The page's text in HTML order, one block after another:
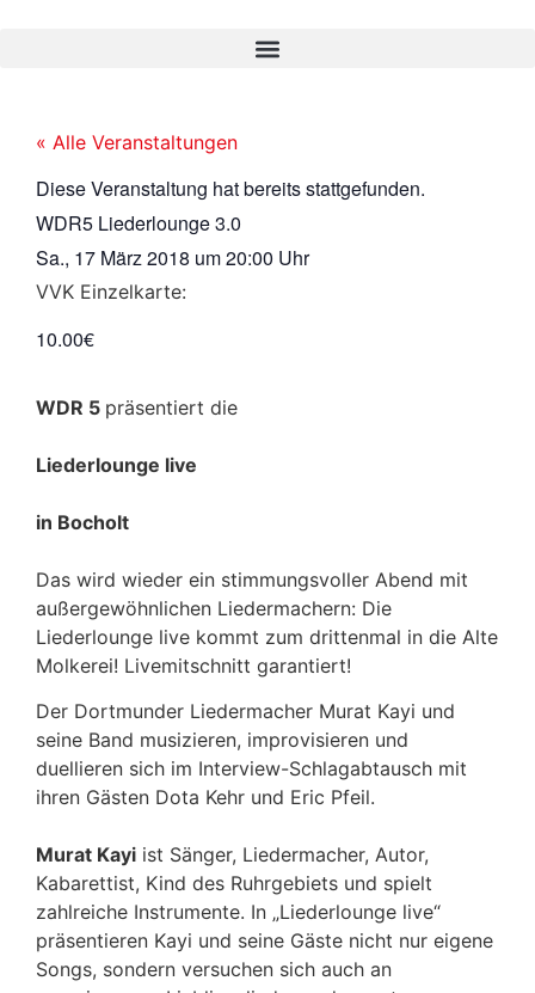
« Alle Veranstaltungen
Diese Veranstaltung hat bereits stattgefunden.
WDR5 Liederlounge 3.0
Sa., 17 März 2018 um20:00 Uhr
VVK Einzelkarte:
10.00€
WDR 5 präsentiert die
Liederlounge live
in Bocholt
Das wird wieder ein stimmungsvoller Abend mit
außergewöhnlichen Liedermachern: Die
Liederlounge live kommt zum drittenmal in die Alte
Molkerei! Livemitschnitt garantiert!
Der Dortmunder Liedermacher Murat Kayi und
seine Band musizieren, improvisieren und
duellieren sich im Interview-Schlagabtausch mit
ihren Gästen Dota Kehr und Eric Pfeil.
Murat Kayi ist Sänger, Liedermacher, Autor,
Kabarettist, Kind des Ruhrgebiets und spielt
zahlreiche Instrumente. In „Liederlounge live“
präsentieren Kayi und seine Gäste nicht nur eigene
Songs, sondern versuchen sich auch an